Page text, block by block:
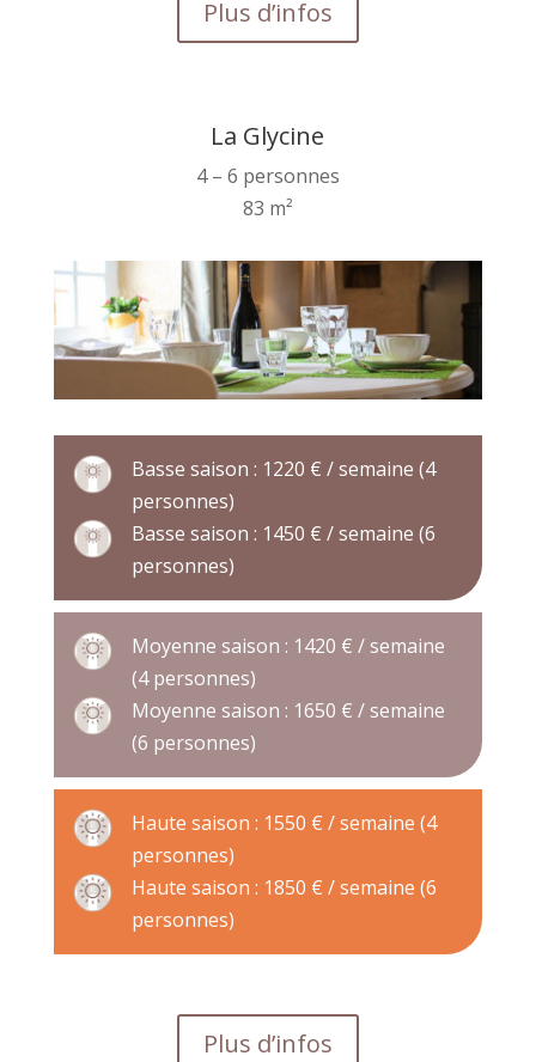
Plus d’infos
La Glycine
4 – 6 personnes
83 m²
Basse saison : 1220 € / semaine (4
personnes)
Basse saison : 1450 € / semaine (6
personnes)
Moyenne saison : 1420 € / semaine
(4 personnes)
Moyenne saison : 1650 € / semaine
(6 personnes)
Haute saison : 1550 € / semaine (4
personnes)
Haute saison : 1850 € / semaine (6
personnes)
Plus d’infos